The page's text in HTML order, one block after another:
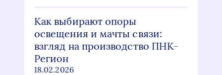
Как выбирают опоры
освещения и мачты связи:
взгляд на производство ПНК-
Регион
18.02.2026